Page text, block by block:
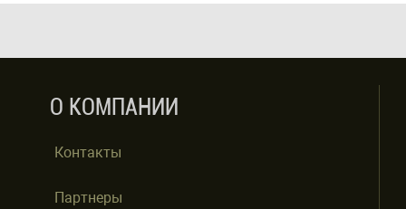
О КОМПАНИИ
Контакты
Партнеры